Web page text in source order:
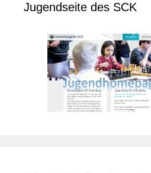
Jugendseite des SCK